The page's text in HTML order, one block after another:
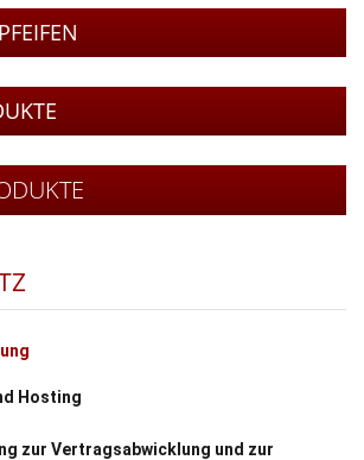
Hosting
zur Vertragsabwicklung und zur